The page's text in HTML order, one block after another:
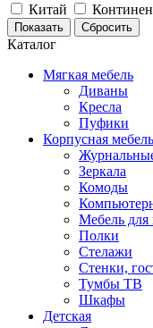
Китай
Каталог
Мягкая мебель
Диваны
Кресла
Пуфики
Корпусная мебель
Зеркала
Комоды
Мебель
Полки
Стелажи
Стенки,
Тумбы ТВ
Шкафы
Детская